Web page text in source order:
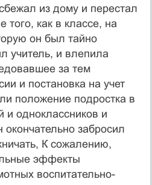
из дому и перестал
того, как в классе, на
он был тайно
учитель, и влепила
за тем
и постановка на учет
положение подростка в
и одноклассников и
окончательно забросил
К сожалению,
эффекты
воспитательно-